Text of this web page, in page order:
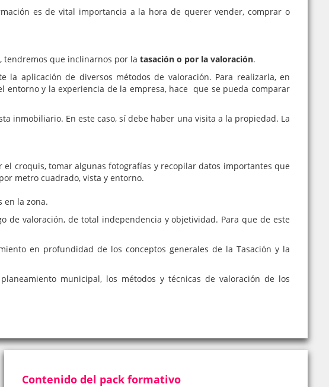
es de vital importancia a la hora de querer vender, comprar o
tendremos que inclinarnos por la tasación o por la valoración.
aplicación de diversos métodos de valoración. Para realizarla, en
y la experiencia de la empresa, hace que se pueda comparar
inmobiliario. En este caso, sí debe haber una visita a la propiedad. La
croquis, tomar algunas fotografías y recopilar datos importantes que
metro cuadrado, vista y entorno.
en la zona.
de valoración, de total independencia y objetividad. Para que de este
en profundidad de los conceptos generales de la Tasación y la
municipal, los métodos y técnicas de valoración de los
Contenido del pack formativo